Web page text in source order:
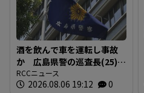
酒を飲んで車を運転し事故
か 広島県警の巡査長(25)を
懲戒免職 事故の1時間半前
に“飲食店で飲酒” 基準値
RCCニュース
2026.08.06 19:12 0